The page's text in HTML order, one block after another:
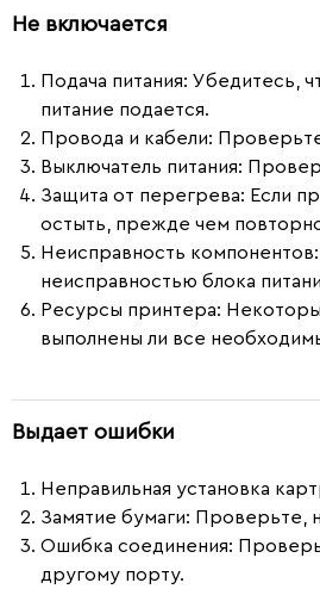
Не включается
Подача питания: Убедитесь,
питание подается.
Провода и кабели:
Выключатель питания:
Защита от перегрева: Если
остыть, прежде чем
Неисправность компонентов
неисправностью блока
Ресурсы принтера:
выполнены ли все
Выдает ошибки
Неправильная установка
Замятие бумаги: Проверьте,
Ошибка соединения:
другому порту.